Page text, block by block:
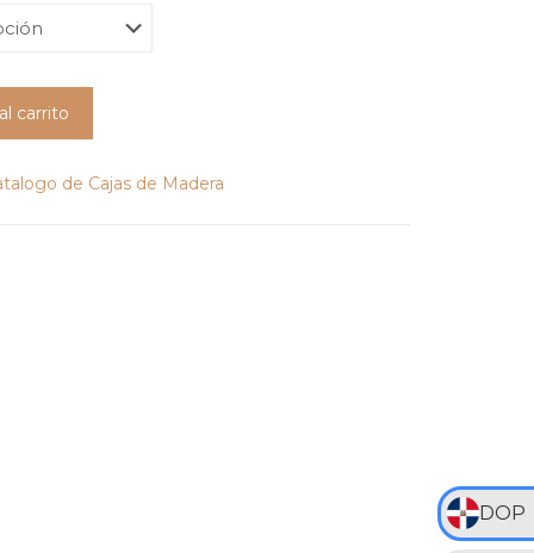
DOP
carrito
de Cajas de Madera